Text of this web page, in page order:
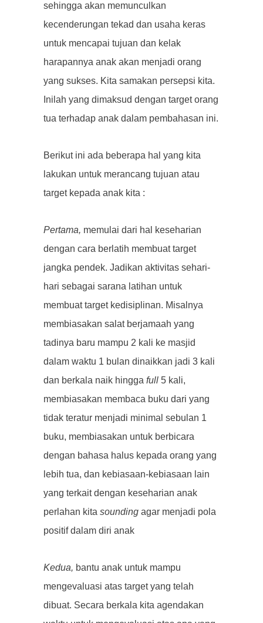
sehingga akan memunculkan
kecenderungan tekad dan usaha keras
untuk mencapai tujuan dan kelak
harapannya anak akan menjadi orang
yang sukses. Kita samakan persepsi kita.
Inilah yang dimaksud dengan target orang
tua terhadap anak dalam pembahasan ini.
Berikut ini ada beberapa hal yang kita
lakukan untuk merancang tujuan atau
target kepada anak kita :
Pertama, memulai dari hal keseharian
dengan cara berlatih membuat target
jangka pendek. Jadikan aktivitas sehari-
hari sebagai sarana latihan untuk
membuat target kedisiplinan. Misalnya
membiasakan salat berjamaah yang
tadinya baru mampu 2 kali ke masjid
dalam waktu 1 bulan dinaikkan jadi 3 kali
dan berkala naik hingga full 5 kali,
membiasakan membaca buku dari yang
tidak teratur menjadi minimal sebulan 1
buku, membiasakan untuk berbicara
dengan bahasa halus kepada orang yang
lebih tua, dan kebiasaan-kebiasaan lain
yang terkait dengan keseharian anak
perlahan kita sounding agar menjadi pola
positif dalam diri anak
Kedua, bantu anak untuk mampu
mengevaluasi atas target yang telah
dibuat. Secara berkala kita agendakan